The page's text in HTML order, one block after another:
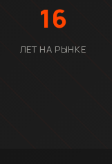
16
ЛЕТ НА РЫНКЕ